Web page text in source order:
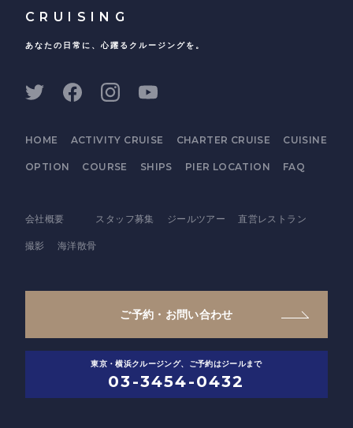
CRUISING
あなたの日常に、心躍るクルージングを。
HOME ACTIVITY CRUISE CHARTER CRUISE CUISINE
OPTION COURSE SHIPS PIER LOCATION FAQ
会社概要 スタッフ募集 ジールツアー 直営レストラン
撮影 海洋散骨
東京・横浜クルージング、ご予約はジールまで
03-3454-0432
ご予約・お問い合わせ